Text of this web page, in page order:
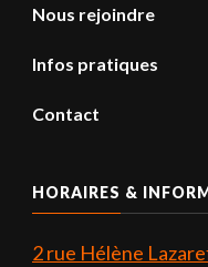
Nous rejoindre
Infos pratiques
Contact
HORAIRES &
2 rue Hélène